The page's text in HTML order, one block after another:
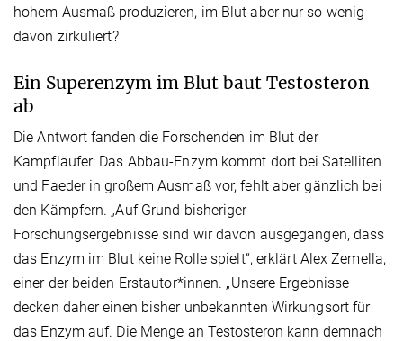
hohem Ausmaß produzieren, im Blut aber nur so wenig
davon zirkuliert?
Ein Superenzym im Blut baut Testosteron
ab
Die Antwort fanden die Forschenden im Blut der
Kampfläufer: Das Abbau-Enzym kommt dort bei Satelliten
und Faeder in großem Ausmaß vor, fehlt aber gänzlich bei
den Kämpfern. „Auf Grund bisheriger
Forschungsergebnisse sind wir davon ausgegangen, dass
das Enzym im Blut keine Rolle spielt“, erklärt Alex Zemella,
einer der beiden Erstautor*innen. „Unsere Ergebnisse
decken daher einen bisher unbekannten Wirkungsort für
das Enzym auf. Die Menge an Testosteron kann demnach